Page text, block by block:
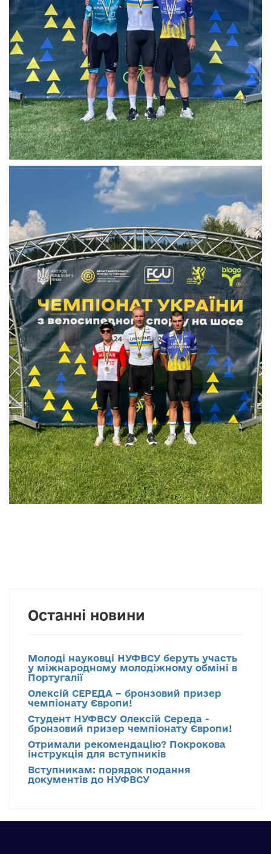
Останні новини
Молоді науковці НУФВСУ беруть участь
у міжнародному молодіжному обміні в
Португалії
Олексій СЕРЕДА – бронзовий призер
чемпіонату Європи!
Студент НУФВСУ Олексій Середа -
бронзовий призер чемпіонату Європи!
Отримали рекомендацію? Покрокова
інструкція для вступників
Вступникам: порядок подання
документів до НУФВСУ